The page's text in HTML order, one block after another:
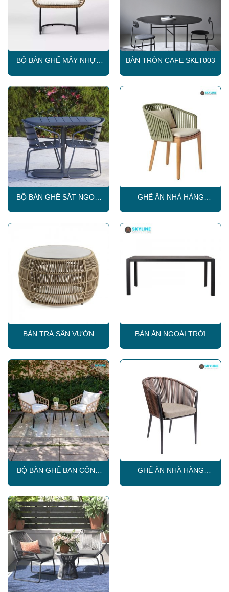
BỘ BÀN GHẾ MÂY NHỰA
BÀN TRÒN CAFE SKLT003
BỘ BÀN GHẾ SẮT NGOÀI
GHẾ ĂN NHÀ HÀNG
BÀN TRÀ SÂN VƯỜN
BÀN ĂN NGOÀI TRỜI
BỘ BÀN GHẾ BAN CÔNG
GHẾ ĂN NHÀ HÀNG